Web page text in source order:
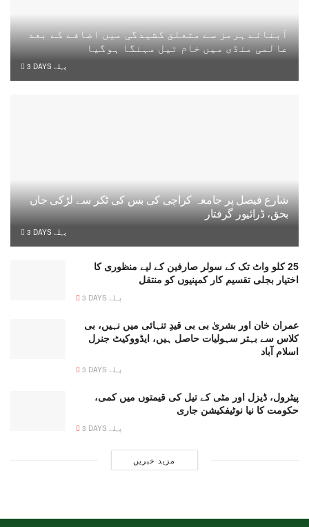
آبنائے ہرمز سے متعلق کشیدگی میں اضافے کے بعد
عالمی منڈی میں خام تیل مہنگا ہوگیا
3 DAYS پہلے
شارع فیصل پر جامعہ کراچی کی بس کی ٹکر سے لڑکی جاں
بحق، ڈرائیور گرفتار
3 DAYS پہلے
25 کلو واٹ تک کے سولر صارفین کے لیے منظوری کا
اختیار بجلی تقسیم کار کمپنیوں کو منتقل
3 DAYS پہلے
عمران خان اور بشریٰ بی بی قیدِ تنہائی میں نہیں، بی
کلاس سے بہتر سہولیات حاصل ہیں، ایڈووکیٹ جنرل
اسلام آباد
3 DAYS پہلے
پیٹرول، ڈیزل اور مٹی کے تیل کی قیمتوں میں کمی،
حکومت کا نیا نوٹیفکیشن جاری
3 DAYS پہلے
مزید خبریں